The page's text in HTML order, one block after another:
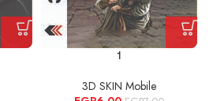
1
3D SKIN Mobile